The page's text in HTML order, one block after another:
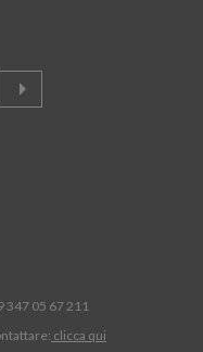
347 05 67 211
clicca qui